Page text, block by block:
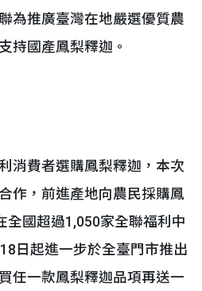
為推廣臺灣在地嚴選優質農
持國產鳳梨釋迦。
費者選購鳳梨釋迦，本次
作，前進產地向農民採購鳳
全國超過1,050家全聯福利中
日起進一步於全臺門市推出
任一款鳳梨釋迦品項再送一